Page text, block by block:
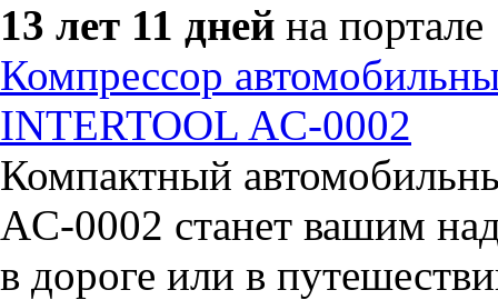
13 лет 11 дней на портале
Компрессор
INTERTOOL AC-0002
Компактный
AC-0002 станет вашим
в дороге или в